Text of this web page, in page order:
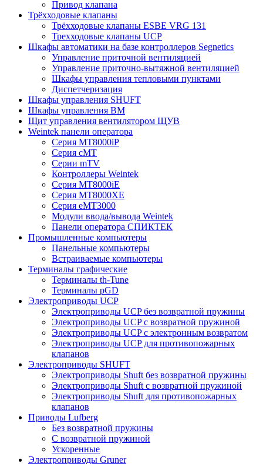
Привод клапана
Трёхходовые клапаны
Трёхходовые клапаны ESBE VRG 131
Трехходовые клапаны UCP
Шкафы автоматики на базе контроллеров Segnetics
Управление приточной вентиляцией
Управление приточно-вытяжной вентиляцией
Шкафы управления тепловыми пунктами
Диспетчеризация
Шкафы управления SHUFT
Шкафы управления BM
Щит управления вентилятором ЩУВ
Weintek панели оператора
Серия MT8000iP
Серия cMT
Серии mTV
Контроллеры Weintek
Серия MT8000iE
Серия MT8000XE
Серия eMT3000
Модули ввода/вывода Weintek
Панели оператора СПИКТЕК
Промышленные компьютеры
Панельные компьютеры
Встраиваемые компьютеры
Терминалы графические
Терминалы th-Tune
Терминалы pGD
Электроприводы UCP
Электроприводы UCP без возвратной пружины
Электроприводы UCP с возвратной пружиной
Электроприводы UCP с электронным возвратом
Электроприводы UCP для противопожарных
клапанов
Электроприводы SHUFT
Электроприводы Shuft без возвратной пружины
Электроприводы Shuft с возвратной пружиной
Электроприводы Shuft для противопожарных
клапанов
Приводы Lufberg
Без возвратной пружины
С возвратной пружиной
Ускоренные
Электроприводы Gruner